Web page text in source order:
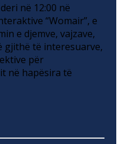
në 12:00 në
“Womair”, e
e djemve, vajzave,
gjithë të interesuarve,
për
në hapësira të